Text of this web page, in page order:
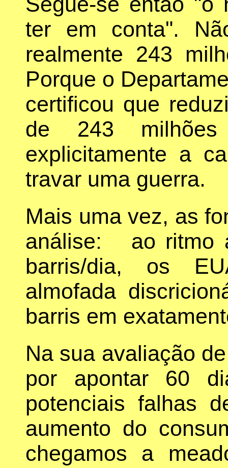
ter em conta".
realmente 243
Porque o
certificou que
de 243
explicitamente a
travar uma guerra.
Mais uma vez, as
análise: ao ritmo
barris/dia, os
almofada
barris em
Na sua avaliação
por apontar 60
potenciais falhas
aumento do
chegamos a